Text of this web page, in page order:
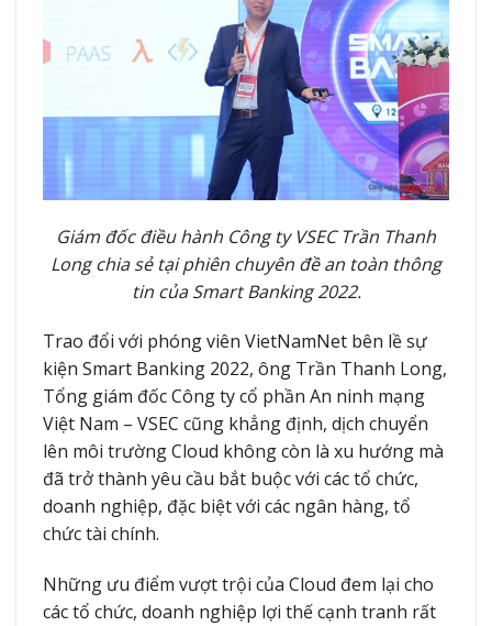
Giám đốc điều hành Công ty VSEC Trần Thanh
Long chia sẻ tại phiên chuyên đề an toàn thông
tin của Smart Banking 2022.
Trao đổi với phóng viên VietNamNet bên lề sự
kiện Smart Banking 2022, ông Trần Thanh Long,
Tổng giám đốc Công ty cổ phần An ninh mạng
Việt Nam – VSEC cũng khẳng định, dịch chuyển
lên môi trường Cloud không còn là xu hướng mà
đã trở thành yêu cầu bắt buộc với các tổ chức,
doanh nghiệp, đặc biệt với các ngân hàng, tổ
chức tài chính.
Những ưu điểm vượt trội của Cloud đem lại cho
các tổ chức, doanh nghiệp lợi thế cạnh tranh rất